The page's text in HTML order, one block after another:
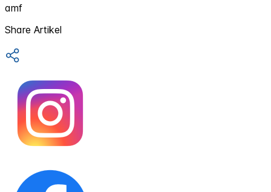
amf
Share Artikel